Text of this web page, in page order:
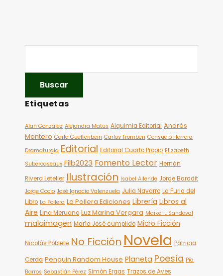
Etiquetas
Alan González Alejandra Matus Alquimia Editorial Andrés
Montero Carla Guelfenbein Carlos Tromben Consuelo Herrera
Dramaturgia Editorial Editorial Cuarto Propio Elizabeth
Subercaseaux Filb2023 Fomento Lector Hernán
Rivera Letelier Ilustración Isabel Allende Jorge Baradit
Jorge Cocio José Ignacio Valenzuela Julia Navarro La Furia del
Libro La Pollera La Pollera Ediciones Librería Libros al
Aire Lina Meruane Luz Marina Vergara Maikel L Sandoval
malaimagen María José cumplido Micro Ficción
Nicolás Poblete No Ficción Novela Patricia
Cerda Penguin Random House Planeta Poesía Pía
Barros Sebastián Pérez Simón Ergas Trazos de Aves